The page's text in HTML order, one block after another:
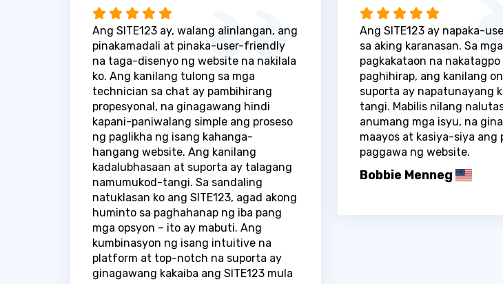
Ang SITE123 ay, walang alinlangan, ang
pinakamadali at pinaka-user-friendly
na taga-disenyo ng website na nakilala
ko. Ang kanilang tulong sa mga
technician sa chat ay pambihirang
propesyonal, na ginagawang hindi
kapani-paniwalang simple ang proseso
ng paglikha ng isang kahanga-
hangang website. Ang kanilang
kadalubhasaan at suporta ay talagang
namumukod-tangi. Sa sandaling
natuklasan ko ang SITE123, agad akong
huminto sa paghahanap ng iba pang
mga opsyon – ito ay mabuti. Ang
kumbinasyon ng isang intuitive na
platform at top-notch na suporta ay
ginagawang kakaiba ang SITE123 mula
Ang SITE123 ay napaka-
sa aking karanasan. Sa
pagkakataon na nakatagpo
paghihirap, ang kanilang
suporta ay napatunayang
tangi. Mabilis nilang
anumang mga isyu, na
maayos at kasiya-siya ang
paggawa ng website.
Bobbie Menneg